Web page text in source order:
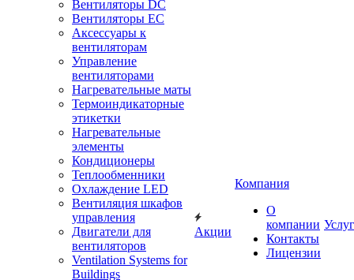
Вентиляторы DC
Вентиляторы EC
Аксессуары к
вентиляторам
Управление
вентиляторами
Нагревательные маты
Термоиндикаторные
этикетки
Нагревательные
элементы
Кондиционеры
Теплообменники
Охлаждение LED
Вентиляция шкафов
управления
Двигатели для
вентиляторов
Ventilation Systems for
Buildings
Акции
Компания
О
компании
Контакты
Лицензии